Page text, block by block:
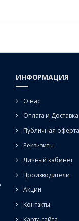
ИНФОРМАЦИЯ
О нас
Оплата и Доставка
Публичная оферта
Реквизиты
Личный кабинет
Производители
Акции
Контакты
Карта сайта